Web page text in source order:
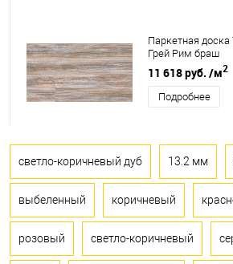
Паркетная доска
Грей Рим браш
11 618 руб. /м2
Подробнее
светло-коричневый дуб 13.2 мм
выбеленный коричневый
розовый светло-коричневый